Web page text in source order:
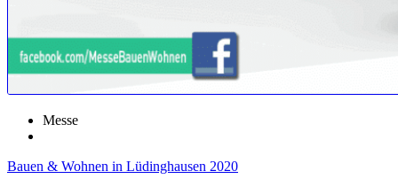
Messe
Bauen & Wohnen in Lüdinghausen 2020